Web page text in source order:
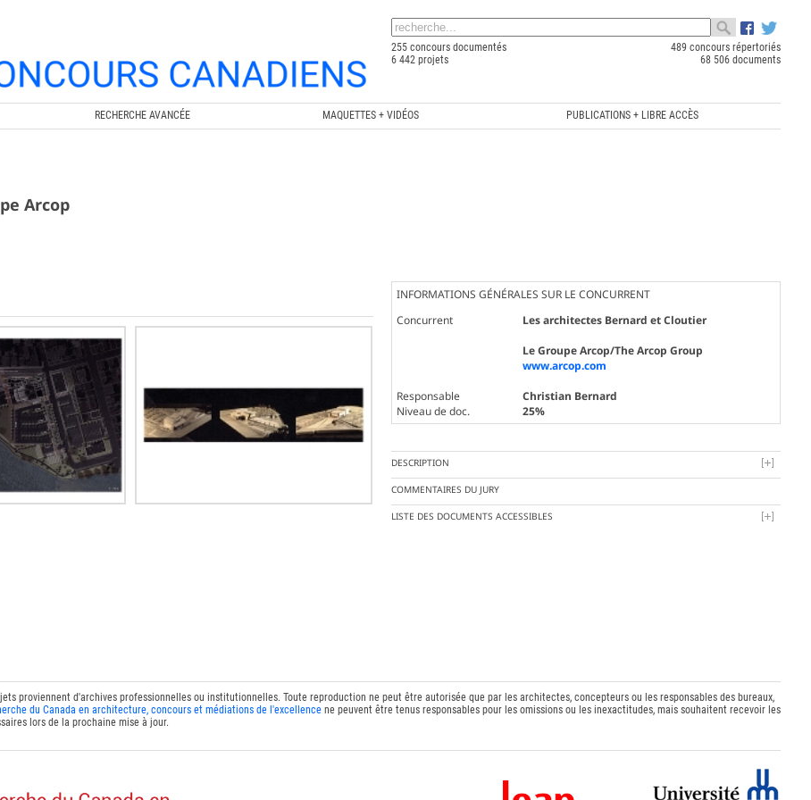
255 concours documentés
489 concours répertoriés
6 442 projets
68 506 documents
RECHERCHE AVANCÉE MAQUETTES + VIDÉOS PUBLICATIONS + LIBRE ACCÈS
Arcop
INFORMATIONS GÉNÉRALES SUR LE CONCURRENT
Concurrent
Les architectes Bernard et Cloutier
Le Groupe Arcop/The Arcop Group
www.arcop.com
Responsable
Christian Bernard
Niveau de doc.
25%
DESCRIPTION
COMMENTAIRES DU JURY
LISTE DES DOCUMENTS ACCESSIBLES
proviennent d'archives professionnelles ou institutionnelles. Toute reproduction ne peut être autorisée que par les architectes, concepteurs ou les responsables des bureaux,
du Canada en architecture, concours et médiations de l'excellencene peuvent être tenus responsables pour les omissions ou les inexactitudes, mais souhaitent recevoir les
lors de la prochaine mise à jour.